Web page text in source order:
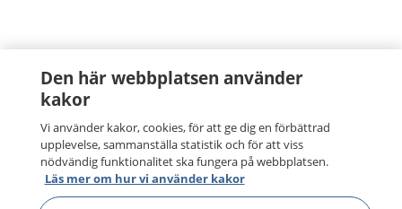
Den här webbplatsen använder
kakor
Vi använder kakor, cookies, för att ge dig en förbättrad
upplevelse, sammanställa statistik och för att viss
nödvändig funktionalitet ska fungera på webbplatsen.
Läs mer om hur vi använder kakor